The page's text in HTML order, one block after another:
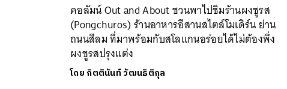
คอลัมน์ Out and About ชวนพาไปชิมร้านผงชูรส
(Pongchuros) ร้านอาหารอีสานสไตล์โมเดิร์น ย่าน
ถนนสีลม ที่มาพร้อมกับสโลแกนอร่อยได้ไม่ต้องพึ่ง
ผงชูรสปรุงแต่ง
โดย กิตตินันท์ วัฒนธิติกุล